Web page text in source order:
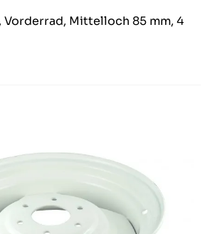
Vorderrad, Mittelloch 85 mm, 4